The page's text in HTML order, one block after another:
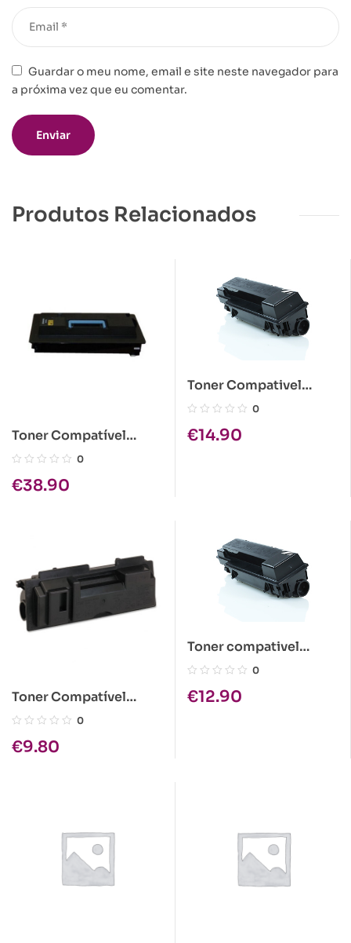
Guardar o meu nome, email e site neste navegador para
a próxima vez que eu comentar.
Produtos Relacionados
Toner Compatível
Kyocera TK-715 Preto
0
€38.90
Toner Compativel
Kyocera TK-310 Preto
0
€14.90
Toner Compatível
Kyocera TK-110 Preto
0
€9.80
Toner compativel
Kyocera TK-140 Preto
0
€12.90